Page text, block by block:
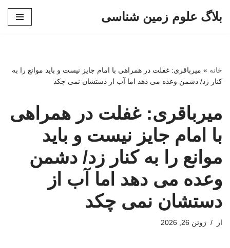
بلاگ علوم زمین شناسی
خانه » میرباقری: غفلت در همراهی با امام جایز نیست و باید موانع را به
کنار زد/ دشمن وعده می دهد اما آب از دستشان نمی چکد
میرباقری: غفلت در همراهی
با امام جایز نیست و باید
موانع را به کنار زد/ دشمن
وعده می دهد اما آب از
دستشان نمی چکد
از ژوئن 26, 2026